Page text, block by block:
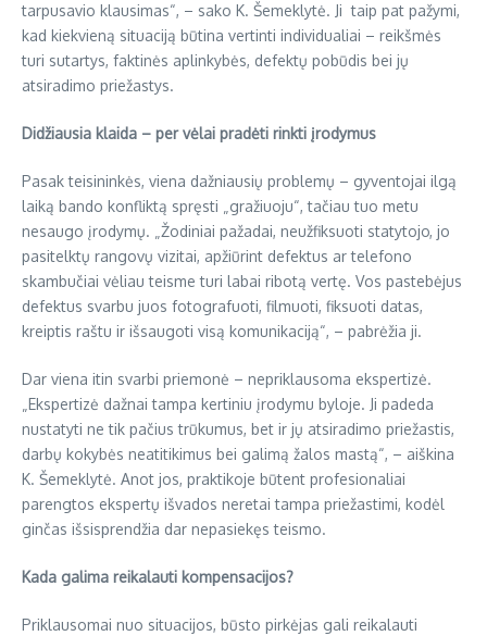
tarpusavio klausimas“, – sako K. Šemeklytė. Ji taip pat pažymi,
kad kiekvieną situaciją būtina vertinti individualiai – reikšmės
turi sutartys, faktinės aplinkybės, defektų pobūdis bei jų
atsiradimo priežastys.
Didžiausia klaida – per vėlai pradėti rinkti įrodymus
Pasak teisininkės, viena dažniausių problemų – gyventojai ilgą
laiką bando konfliktą spręsti „gražiuoju“, tačiau tuo metu
nesaugo įrodymų. „Žodiniai pažadai, neužfiksuoti statytojo, jo
pasitelktų rangovų vizitai, apžiūrint defektus ar telefono
skambučiai vėliau teisme turi labai ribotą vertę. Vos pastebėjus
defektus svarbu juos fotografuoti, filmuoti, fiksuoti datas,
kreiptis raštu ir išsaugoti visą komunikaciją“, – pabrėžia ji.
Dar viena itin svarbi priemonė – nepriklausoma ekspertizė.
„Ekspertizė dažnai tampa kertiniu įrodymu byloje. Ji padeda
nustatyti ne tik pačius trūkumus, bet ir jų atsiradimo priežastis,
darbų kokybės neatitikimus bei galimą žalos mastą“, – aiškina
K. Šemeklytė. Anot jos, praktikoje būtent profesionaliai
parengtos ekspertų išvados neretai tampa priežastimi, kodėl
ginčas išsisprendžia dar nepasiekęs teismo.
Kada galima reikalauti kompensacijos?
Priklausomai nuo situacijos, būsto pirkėjas gali reikalauti